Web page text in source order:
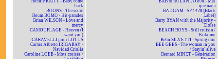
Bonnie RAITT - Baby come
back
BOONS - The score
Boum BOMO - Hit-parades
Brian WILSON - Love and
mercy
CAMOUFLAGE - Heaven (I
want you)
CARAVELLI pour LOTUS
Carlos Alberto IRIGARAY -
Navidad Criolla
Caroline LOEB - Mots croisés /
BAB & ROLANDO 808 - Mas
que nada
BADGAM - SP 1428 [Black
Label]
Barry RYAN with the Majority -
Eloïse
BEACH BOYS - Still cruisin /
Kokomo
Bebu SILVETTI - Spring rain
BEE GEES - The woman in you
/ Stayin' alive
Bernard MINET - Génération